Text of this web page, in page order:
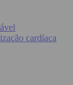
cardíaca